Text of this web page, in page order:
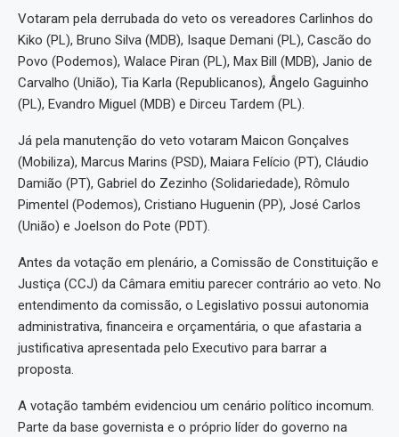
Votaram pela derrubada do veto os vereadores Carlinhos do
Kiko (PL), Bruno Silva (MDB), Isaque Demani (PL), Cascão do
Povo (Podemos), Walace Piran (PL), Max Bill (MDB), Janio de
Carvalho (União), Tia Karla (Republicanos), Ângelo Gaguinho
(PL), Evandro Miguel (MDB) e Dirceu Tardem (PL).
Já pela manutenção do veto votaram Maicon Gonçalves
(Mobiliza), Marcus Marins (PSD), Maiara Felício (PT), Cláudio
Damião (PT), Gabriel do Zezinho (Solidariedade), Rômulo
Pimentel (Podemos), Cristiano Huguenin (PP), José Carlos
(União) e Joelson do Pote (PDT).
Antes da votação em plenário, a Comissão de Constituição e
Justiça (CCJ) da Câmara emitiu parecer contrário ao veto. No
entendimento da comissão, o Legislativo possui autonomia
administrativa, financeira e orçamentária, o que afastaria a
justificativa apresentada pelo Executivo para barrar a
proposta.
A votação também evidenciou um cenário político incomum.
Parte da base governista e o próprio líder do governo na